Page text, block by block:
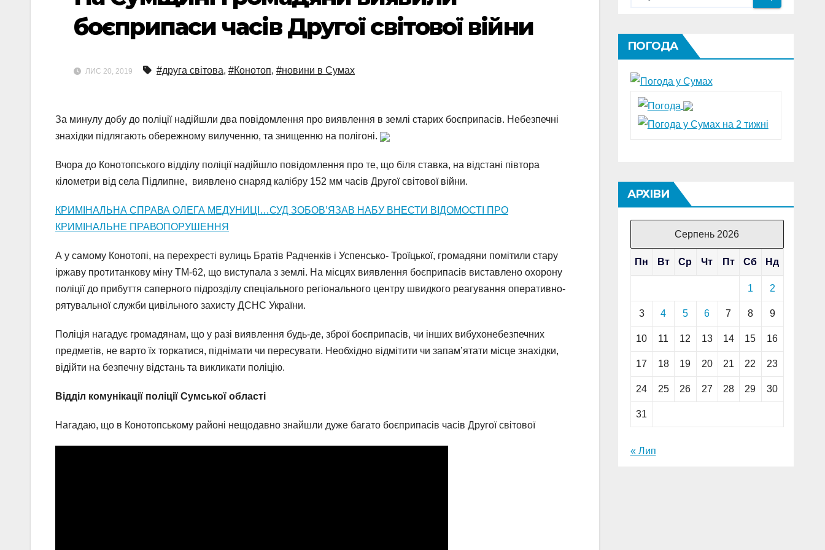
боєприпаси часів Другої світової війни
ЛИС 20, 2019 #друга світова, #Конотоп, #новини в Сумах
За минулу добу до поліції надійшли два повідомлення про виявлення в землі старих боєприпасів. Небезпечні
знахідки підлягають обережному вилученню, та знищенню на полігоні.
Вчора до Конотопського відділу поліції надійшло повідомлення про те, що біля ставка, на відстані півтора
кілометри від села Підлипне, виявлено снаряд калібру 152 мм часів Другої світової війни.
КРИМІНАЛЬНА СПРАВА ОЛЕГА МЕДУНИЦІ…СУД ЗОБОВ’ЯЗАВ НАБУ ВНЕСТИ ВІДОМОСТІ ПРО
КРИМІНАЛЬНЕ ПРАВОПОРУШЕННЯ
А у самому Конотопі, на перехресті вулиць Братів Радченків і Успенсько- Троїцької, громадяни помітили стару
іржаву протитанкову міну ТМ-62, що виступала з землі. На місцях виявлення боєприпасів виставлено охорону
поліції до прибуття саперного підрозділу спеціального регіонального центру швидкого реагування оперативно-
рятувальної служби цивільного захисту ДСНС України.
Поліція нагадує громадянам, що у разі виявлення будь-де, зброї боєприпасів, чи інших вибухонебезпечних
предметів, не варто їх торкатися, піднімати чи пересувати. Необхідно відмітити чи запам’ятати місце знахідки,
відійти на безпечну відстань та викликати поліцію.
Відділ комунікації поліції Сумської області
Нагадаю, що в Конотопському районі нещодавно знайшли дуже багато боєприпасів часів Другої світової
ПОГОДА
АРХІВИ
Серпень 2026
Пн Вт Ср Чт Пт Сб Нд
1 2
3 4 5 6 7 8 9
10 11 12 13 14 15 16
17 18 19 20 21 22 23
24 25 26 27 28 29 30
31
« Лип